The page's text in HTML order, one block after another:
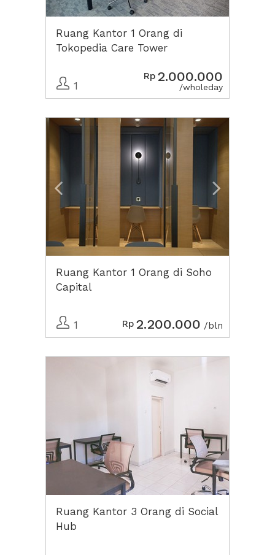
Ruang Kantor 1 Orang di
Tokopedia Care Tower
1
Rp 2.000.000
/wholeday
Previous Next2
Ruang Kantor 1 Orang di Soho
Capital
1 Rp 2.200.000 /bln
Ruang Kantor 3 Orang di Social
Hub